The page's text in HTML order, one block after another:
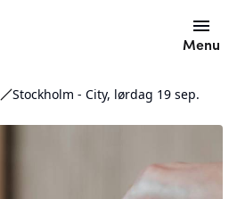
Menu
Stockholm - City, lørdag 19 sep.